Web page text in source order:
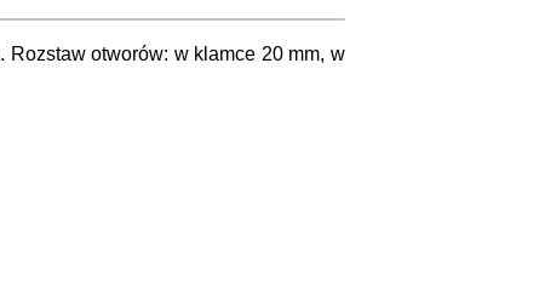
otworów: w klamce 20 mm, w